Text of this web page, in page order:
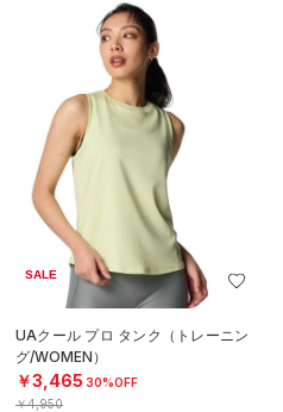
SALE
UAクール プロ タンク（トレーニン
グ/WOMEN）
￥3,465 30%OFF
￥4,950